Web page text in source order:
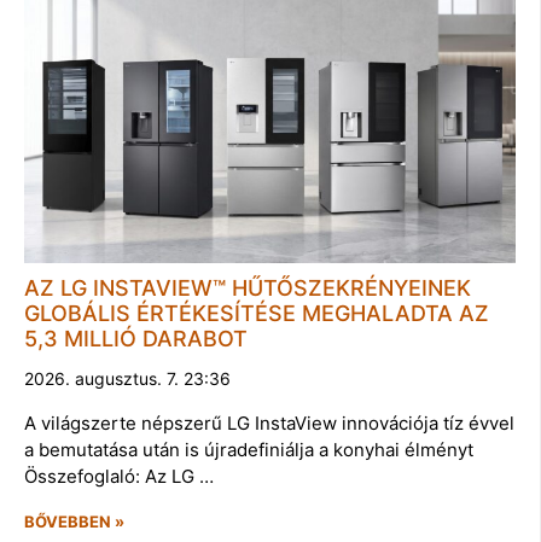
AZ LG INSTAVIEW™ HŰTŐSZEKRÉNYEINEK
GLOBÁLIS ÉRTÉKESÍTÉSE MEGHALADTA AZ
5,3 MILLIÓ DARABOT
2026. augusztus. 7. 23:36
A világszerte népszerű LG InstaView innovációja tíz évvel
a bemutatása után is újradefiniálja a konyhai élményt
Összefoglaló: Az LG …
BŐVEBBEN »